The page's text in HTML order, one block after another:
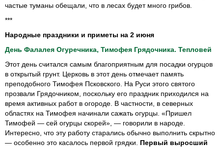
частые туманы обещали, что в лесах будет много грибов.
***
Народные праздники и приметы на 2 июня
День Фалалея Огуречника, Тимофея Грядочника. Тепловей
Этот день считался самым благоприятным для посадки огурцов
в открытый грунт. Церковь в этот день отмечает память
преподобного Тимофея Псковского. На Руси этого святого
прозвали Грядочником, поскольку его праздник приходился на
время активных работ в огороде. В частности, в северных
областях на Тимофея начинали сажать огурцы. «Пришел
Тимофей — сей огурцы скорей», — говорили в народе.
Интересно, что эту работу старались обычно выполнить скрытно
— особенно это касалось первой грядки. Первый выросший